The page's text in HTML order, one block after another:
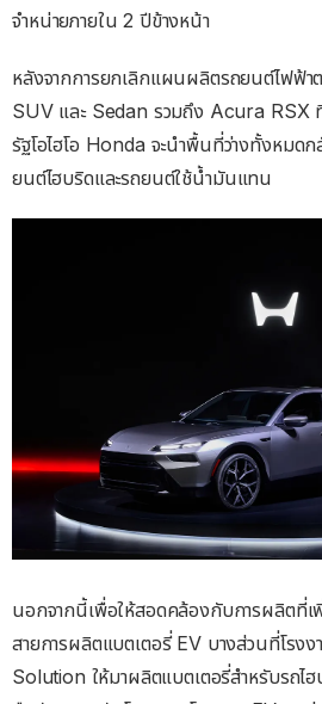
จำหน่ายภายใน 2 ปีข้างหน้า
หลังจากการยกเลิกแผนผลิตรถยนต์ไฟฟ้
SUV และ Sedan รวมถึง Acura RSX
รัฐโอไฮโอ Honda จะนำพื้นที่ว่างทั้งหมด
ยนต์ไฮบริดและรถยนต์ใช้น้ำมันแทน
นอกจากนี้เพื่อให้สอดคล้องกับการผลิตที่
สายการผลิตแบตเตอรี่ EV บางส่วนที่โร
Solution ให้มาผลิตแบตเตอรี่สำหรับรถไ